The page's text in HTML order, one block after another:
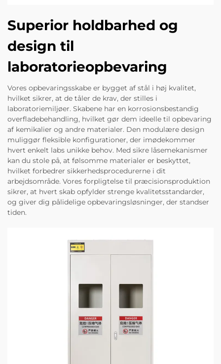
Superior holdbarhed og
design til
laboratorieopbevaring
Vores opbevaringsskabe er bygget af stål i høj kvalitet,
hvilket sikrer, at de tåler de krav, der stilles i
laboratoriemiljøer. Skabene har en korrosionsbestandig
overfladebehandling, hvilket gør dem ideelle til opbevaring
af kemikalier og andre materialer. Den modulære design
muliggør fleksible konfigurationer, der imødekommer
hvert enkelt labs unikke behov. Med sikre låsemekanismer
kan du stole på, at følsomme materialer er beskyttet,
hvilket forbedrer sikkerhedsprocedurerne i dit
arbejdsområde. Vores forpligtelse til præcisionsproduktion
sikrer, at hvert skab opfylder strenge kvalitetsstandarder,
og giver dig pålidelige opbevaringsløsninger, der standser
tiden.